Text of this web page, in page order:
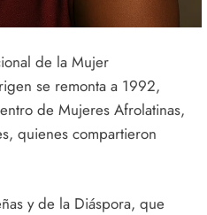
de la Mujer
se remonta a 1992,
de Mujeres Afrolatinas,
quienes compartieron
y de la Diáspora, que